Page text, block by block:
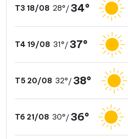
T3 18/08 28°/ 34°
T4 19/08 31°/ 37°
T5 20/08 32°/ 38°
T6 21/08 30°/ 36°